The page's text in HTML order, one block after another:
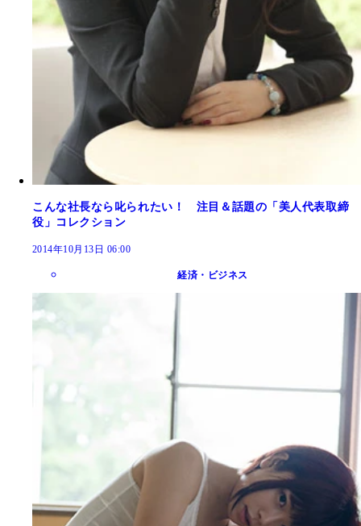
こんな社長なら叱られたい！ 注目＆話題の「美人代表取締
役」コレクション
2014年10月13日 06:00
経済・ビジネス